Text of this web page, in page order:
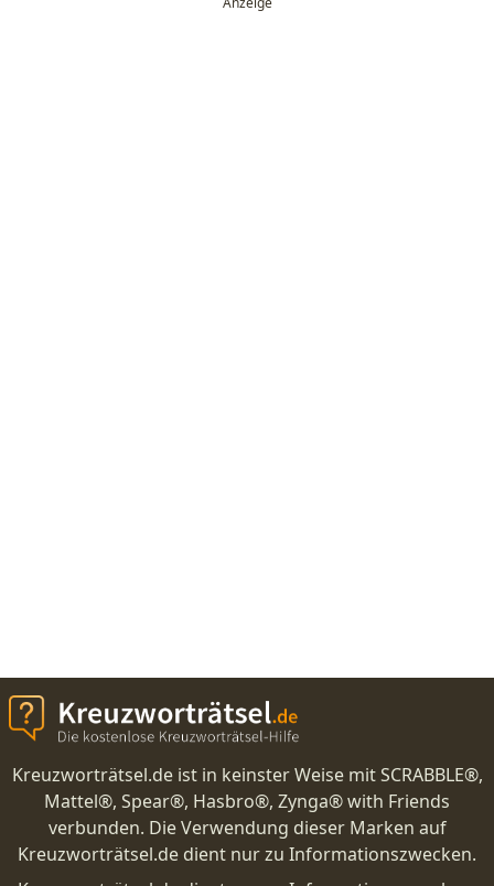
Kreuzworträtsel.de ist in keinster Weise mit SCRABBLE®,
Mattel®, Spear®, Hasbro®, Zynga® with Friends
verbunden. Die Verwendung dieser Marken auf
Kreuzworträtsel.de dient nur zu Informationszwecken.